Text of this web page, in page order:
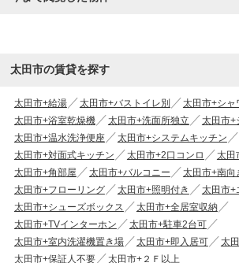
太田市の賃貸を探す
太田市+給湯 太田市+バストイレ別
太田市+シャ
太田市+浴室乾燥機
太田市+洗面所独立
太田市+
太田市+温水洗浄便座
太田市+システムキッチン
太田市+対面式キッチン
太田市+2口コンロ
太田
太田市+角部屋
太田市+バルコニー
太田市+南向
太田市+フローリング
太田市+照明付き
太田市+
太田市+シューズボックス
太田市+全居室収納
太田市+TVインターホン
太田市+駐車2台可
太田市+室内洗濯機置き場
太田市+即入居可
太
太田市+保証人不要
太田市+２Ｆ以上